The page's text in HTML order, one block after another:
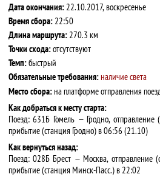
Дата окончания:22.10.2017, воскресенье
Время сбора:22:50
Длина маршрута:270.3 км
Точки схода:отсутствуют
Темп:быстрый
Обязательные требования:наличие света
Место сбора:на платформе отправления
Как добраться к месту старта:
Поезд: 631Б Гомель — Гродно,
прибытие (станция Гродно) в 06:56 (21.10)
Как вернуться назад:
Поезд: 028Б Брест — Москва, отправление
прибытие (станция Минск-Пасс.) в 22:02